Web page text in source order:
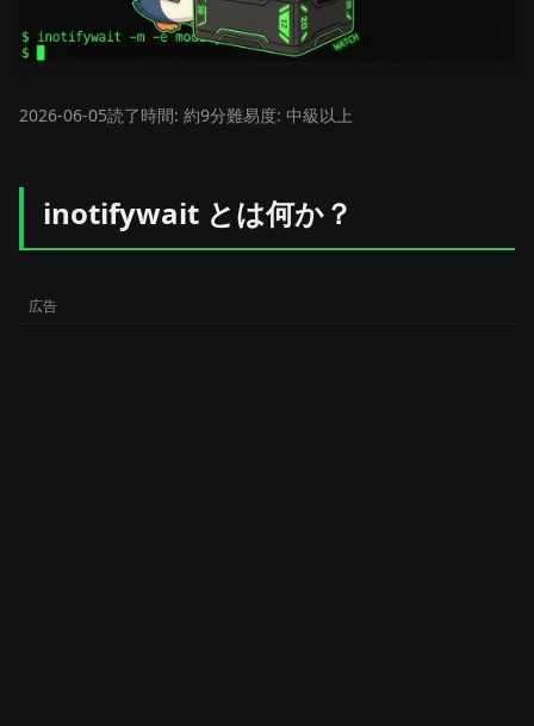
2026-06-05読了時間: 約9分難易度: 中級以上
inotifywait とは何か？